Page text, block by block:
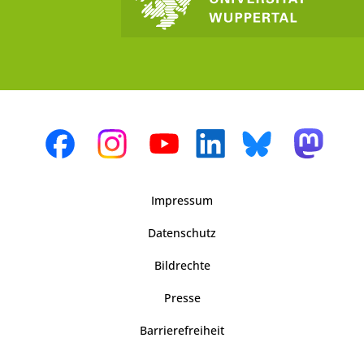
Impressum
Datenschutz
Bildrechte
Presse
Barrierefreiheit